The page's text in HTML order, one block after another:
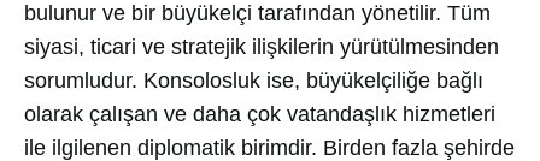
bulunur ve bir büyükelçi tarafından yönetilir. Tüm
siyasi, ticari ve stratejik ilişkilerin yürütülmesinden
sorumludur. Konsolosluk ise, büyükelçiliğe bağlı
olarak çalışan ve daha çok vatandaşlık hizmetleri
ile ilgilenen diplomatik birimdir. Birden fazla şehirde